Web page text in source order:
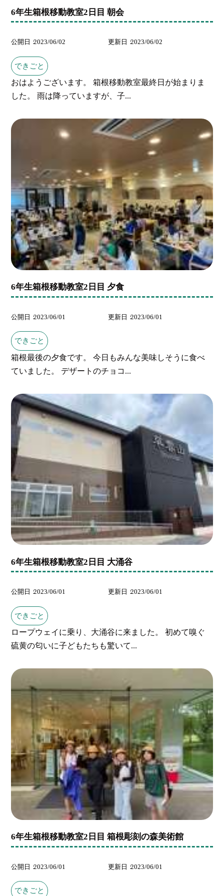
6年生箱根移動教室2日目 朝会
公開日 2023/06/02 更新日 2023/06/02
できごと
おはようございます。 箱根移動教室最終日が始まりま
した。 雨は降っていますが、子...
6年生箱根移動教室2日目 夕食
公開日 2023/06/01 更新日 2023/06/01
できごと
箱根最後の夕食です。 今日もみんな美味しそうに食べ
ていました。 デザートのチョコ...
6年生箱根移動教室2日目 大涌谷
公開日 2023/06/01 更新日 2023/06/01
できごと
ロープウェイに乗り、大涌谷に来ました。 初めて嗅ぐ
硫黄の匂いに子どもたちも驚いて...
6年生箱根移動教室2日目 箱根彫刻の森美術館
公開日 2023/06/01 更新日 2023/06/01
できごと